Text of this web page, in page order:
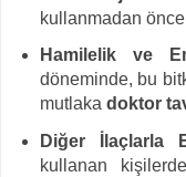
kullanmadan
Hamilelik ve
döneminde, bu
mutlaka doktor
Diğer İlaçlarla
kullanan